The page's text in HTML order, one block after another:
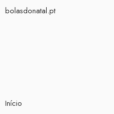
bolasdonatal.pt
Início